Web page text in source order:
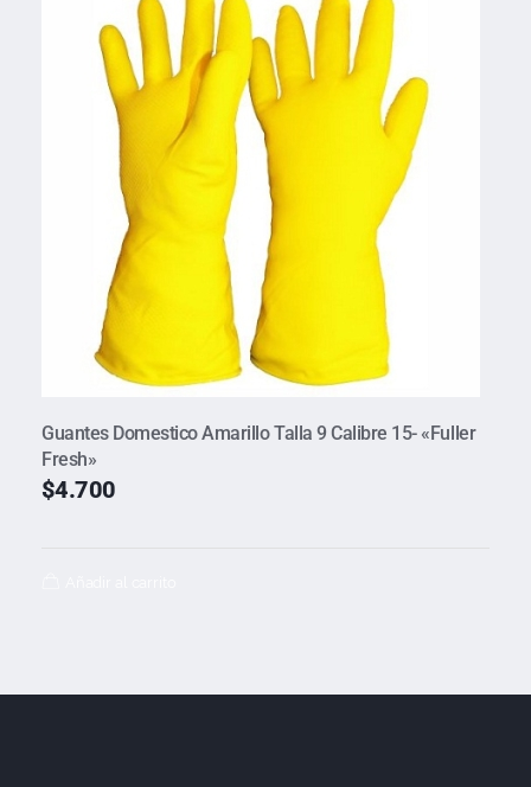
Guantes Domestico Amarillo Talla 9 Calibre 15- «Fuller
Fresh»
$4.700